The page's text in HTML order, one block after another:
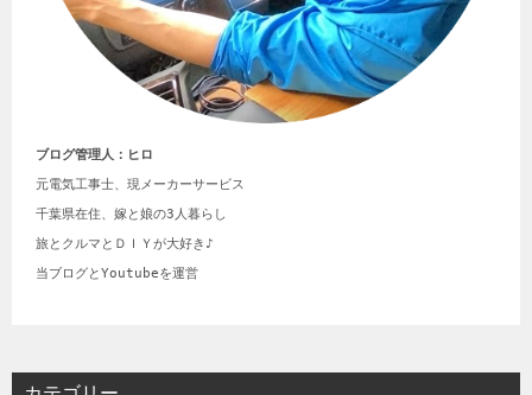
ブログ管理人：ヒロ
元電気工事士、現メーカーサービス
千葉県在住、嫁と娘の3人暮らし
旅とクルマとＤＩＹが大好き♪
当ブログとYoutubeを運営